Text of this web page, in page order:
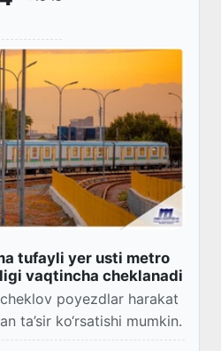
tufayli yer usti metro
vaqtincha cheklanadi
poyezdlar harakat
ta’sir ko‘rsatishi mumkin.